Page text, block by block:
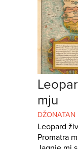
mju
DŽONATAN
Leopard
Promatra